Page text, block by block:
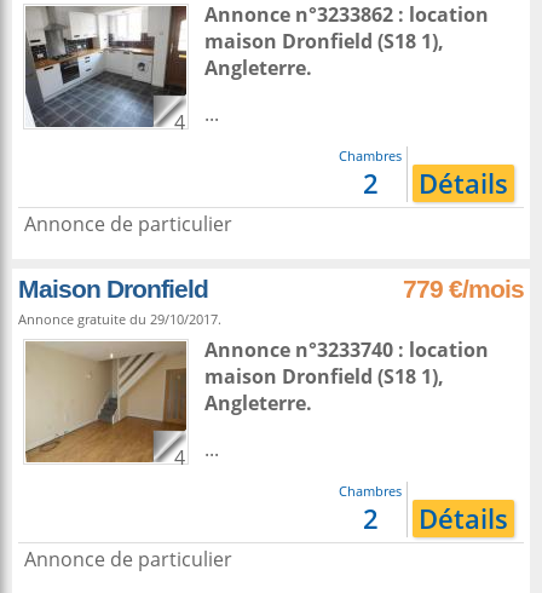
4
Annonce n°3233862 : location
maison Dronfield (S18 1),
Angleterre.
...
Chambres
2 Détails
Annonce de particulier
Maison Dronfield 779 €/mois
Annonce gratuite du 29/10/2017.
4
Annonce n°3233740 : location
maison Dronfield (S18 1),
Angleterre.
...
Chambres
2 Détails
Annonce de particulier